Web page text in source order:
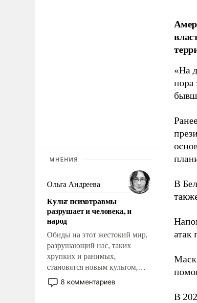
МНЕНИЯ
Ольга Андреева
Культ психотравмы
разрушает и человека, и
народ
Обиды на этот жестокий мир,
разрушающий нас, таких
хрупких и ранимых,
становятся новым культом,
постепенно вытесняя и
отменяя традиционное
8 комментариев
«На
пора
В
атак
Маск
В